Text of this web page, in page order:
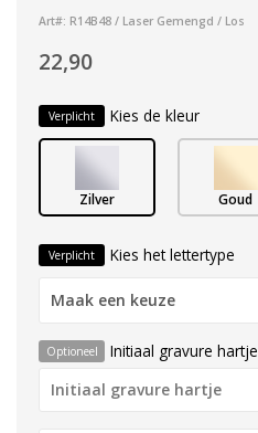
Art#: R14B48 / Laser Gemengd / Los
22,90
Verplicht Kies de kleur
Zilver Goud
Verplicht Kies het lettertype
Maak een keuze
Optioneel Initiaal gravure hartje